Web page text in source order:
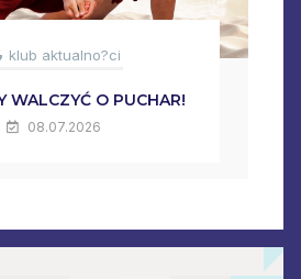
klub aktualno?ci
WALCZYĆ O PUCHAR!
08.07.2026